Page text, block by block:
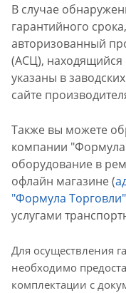
В случае
гарантийного
авторизованный
(АСЦ),
указаны в
сайте
Также вы можете
компании "Формула
оборудование в
офлайн магазине (
"Формула Торговли"
услугами
Для осуществления
необходимо
комплектации с